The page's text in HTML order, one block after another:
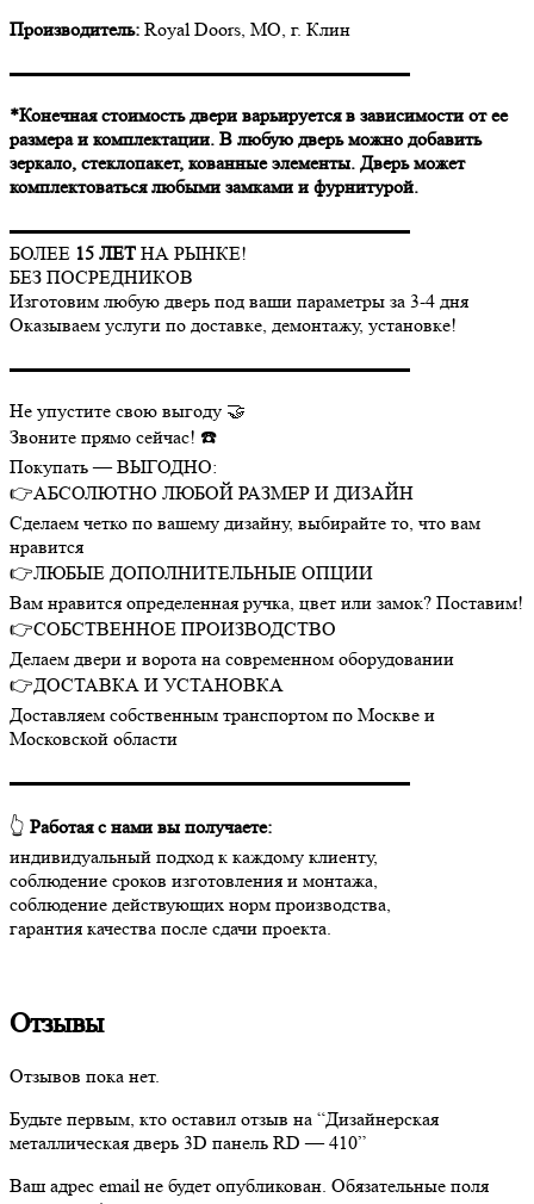
Производитель: Royal Doors, МО, г. Клин
▬▬▬▬▬▬▬▬▬▬▬▬▬▬▬▬▬▬▬▬▬
*Конечная стоимость двери варьируется в зависимости от ее
размера и комплектации. В любую дверь можно добавить
зеркало, стеклопакет, кованные элементы. Дверь может
комплектоваться любыми замками и фурнитурой.
▬▬▬▬▬▬▬▬▬▬▬▬▬▬▬▬▬▬▬▬▬
БОЛЕЕ 15 ЛЕТ НА РЫНКЕ!
БЕЗ ПОСРЕДНИКОВ
Изготовим любую дверь под ваши параметры за 3-4 дня
Оказываем услуги по доставке, демонтажу, установке!
▬▬▬▬▬▬▬▬▬▬▬▬▬▬▬▬▬▬▬▬▬
Не упустите свою выгоду 🤝
Звоните прямо сейчас! ☎️
Покупать — ВЫГОДНО:
👉АБСОЛЮТНО ЛЮБОЙ РАЗМЕР И ДИЗАЙН
Сделаем четко по вашему дизайну, выбирайте то, что вам
нравится
👉ЛЮБЫЕ ДОПОЛНИТЕЛЬНЫЕ ОПЦИИ
Вам нравится определенная ручка, цвет или замок? Поставим!
👉СОБСТВЕННОЕ ПРОИЗВОДСТВО
Делаем двери и ворота на современном оборудовании
👉ДОСТАВКА И УСТАНОВКА
Доставляем собственным транспортом по Москве и
Московской области
▬▬▬▬▬▬▬▬▬▬▬▬▬▬▬▬▬▬▬▬▬
👆 Работая с нами вы получаете:
индивидуальный подход к каждому клиенту,
соблюдение сроков изготовления и монтажа,
соблюдение действующих норм производства,
гарантия качества после сдачи проекта.
Отзывы
Отзывов пока нет.
Будьте первым, кто оставил отзыв на “Дизайнерская
металлическая дверь 3D панель RD — 410”
Ваш адрес email не будет опубликован. Обязательные поля